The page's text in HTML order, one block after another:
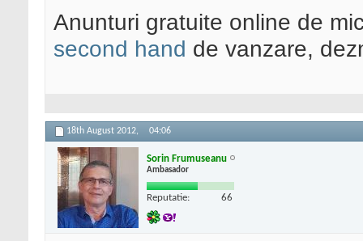
Anunturi gratuite online de
second hand de vanzare,
18th August 2012, 04:06
Sorin Frumuseanu
Ambasador
Reputatie: 66